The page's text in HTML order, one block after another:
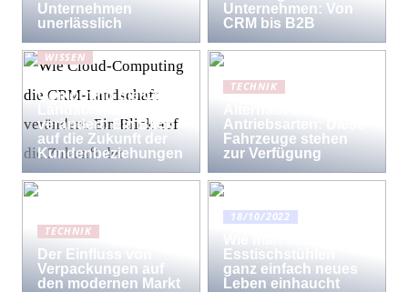
Unternehmen
unerlässlich
Unternehmen: Von
CRM bis B2B
WISSEN
Computing die CRM-
verändert: Ein Blick
auf die Zukunft der
Kundenbeziehungen
TECHNIK
Antriebsarten: Diese
Fahrzeuge stehen
zur Verfügung
TECHNIK
Der Einfluss von
Verpackungen auf
den modernen Markt
18/10/2022
Esstischstühlen
ganz einfach neues
Leben einhaucht